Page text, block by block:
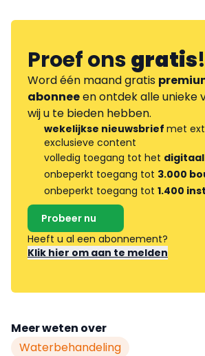
Proef onsgratis!
Word één maand gratis
abonneeen ontdek alle unieke
wij u te bieden hebben.
wekelijkse nieuwsbrief met
exclusieve content
volledig toegang tot het
onbeperkt toegang tot 3.000
onbeperkt toegang tot 1.400
Probeer nu
Heeft u al een abonnement?
Klik hier om aan te melden
Meer weten over
Waterbehandeling